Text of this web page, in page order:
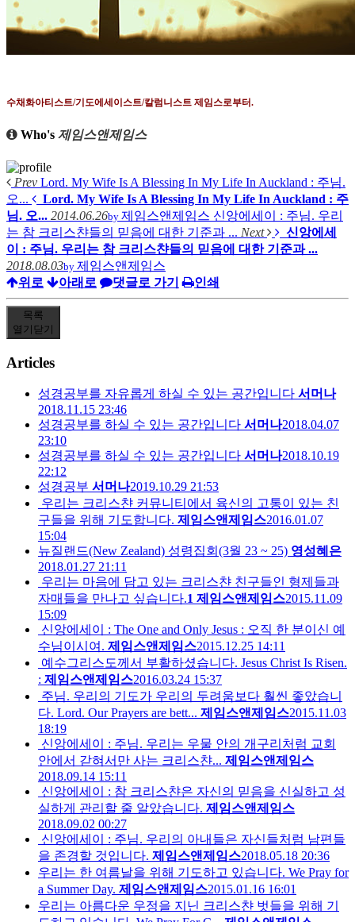
수채화아티스트/기도에세이스트/칼럼니스트 제임스로부터.
Who's 제임스앤제임스
Prev Lord. My Wife Is A Blessing In My Life In Auckland : 주님.
오...
Lord. My Wife Is A Blessing In My Life In Auckland : 주
님. 오... 2014.06.26by 제임스앤제임스 신앙에세이 : 주님. 우리
는 참 크리스챤들의 믿음에 대한 기준과 ... Next
신앙에세
이 : 주님. 우리는 참 크리스챤들의 믿음에 대한 기준과 ...
2018.08.03by 제임스앤제임스
위로
아래로 댓글로 가기 인쇄
목록
열기 닫기
Articles
성경공부를 자유롭게 하실 수 있는 공간입니다 서머나
2018.11.15 23:46
성경공부를 하실 수 있는 공간입니다 서머나2018.04.07
23:10
성경공부를 하실 수 있는 공간입니다 서머나2018.10.19
22:12
성경공부 서머나2019.10.29 21:53
우리는 크리스챤 커뮤니티에서 육신의 고통이 있는 친
구들을 위해 기도합니다. 제임스앤제임스2016.01.07
15:04
뉴질랜드(New Zealand) 성령집회(3월 23 ~ 25) 영성혜은
2018.01.27 21:11
우리는 마음에 담고 있는 크리스챤 친구들인 형제들과
자매들을 만나고 싶습니다.1 제임스앤제임스2015.11.09
15:09
신앙에세이 : The One and Only Jesus : 오직 한 분이신 예
수님이시여. 제임스앤제임스2015.12.25 14:11
예수그리스도께서 부활하셨습니다. Jesus Christ Is Risen.
: 제임스앤제임스2016.03.24 15:37
주님. 우리의 기도가 우리의 두려움보다 훨씬 좋았습니
다. Lord. Our Prayers are bett... 제임스앤제임스2015.11.03
18:19
신앙에세이 : 주님. 우리는 우물 안의 개구리처럼 교회
안에서 갇혀서만 사는 크리스챤... 제임스앤제임스
2018.09.14 15:11
신앙에세이 : 참 크리스챤은 자신의 믿음을 신실하고 성
실하게 관리할 줄 알았습니다. 제임스앤제임스
2018.09.02 00:27
신앙에세이 : 주님. 우리의 아내들은 자신들처럼 남편들
을 존경할 것입니다. 제임스앤제임스2018.05.18 20:36
우리는 한 여름날을 위해 기도하고 있습니다. We Pray for
a Summer Day. 제임스앤제임스2015.01.16 16:01
우리는 아름다운 우정을 지닌 크리스챤 벗들을 위해 기